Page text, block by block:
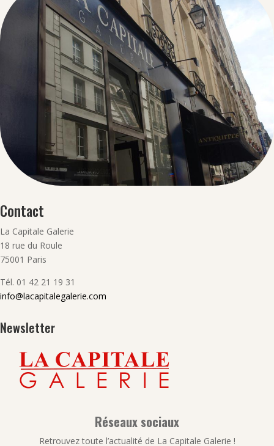
Contact
La Capitale Galerie
18 rue du Roule
75001 Paris
Tél. 01 42 21 19 31
info@lacapitalegalerie.com
Newsletter
Réseaux sociaux
Retrouvez toute l’actualité de La Capitale Galerie !